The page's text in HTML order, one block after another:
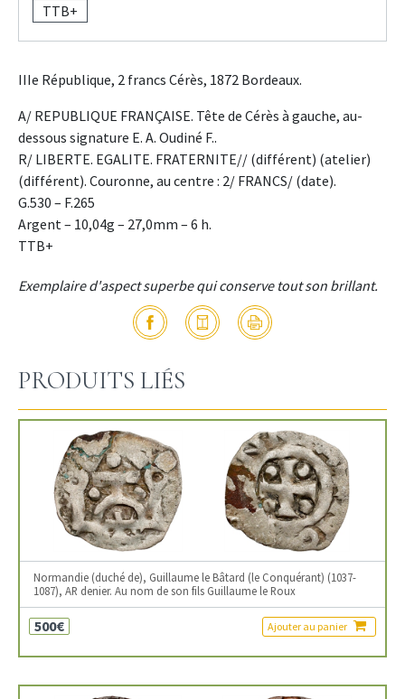
TTB+
IIIe République, 2 francs Cérès, 1872 Bordeaux.
A/ REPUBLIQUE FRANÇAISE. Tête de Cérès à gauche, au-
dessous signature E. A. Oudiné F..
R/ LIBERTE. EGALITE. FRATERNITE// (différent) (atelier)
(différent). Couronne, au centre : 2/ FRANCS/ (date).
G.530 – F.265
Argent – 10,04g – 27,0mm – 6 h.
TTB+
Exemplaire d'aspect superbe qui conserve tout son brillant.
PRODUITS LIÉS
Normandie (duché de), Guillaume le Bâtard (le Conquérant) (1037-
1087), AR denier. Au nom de son fils Guillaume le Roux
500€ Ajouter au panier